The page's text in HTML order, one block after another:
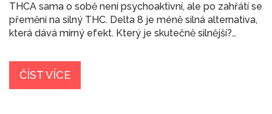
THCA sama o sobě není psychoaktivní, ale po zahřátí se
přemění na silný THC. Delta 8 je méně silná alternativa,
která dává mírný efekt. Který je skutečně silnější?
ČÍST VÍCE